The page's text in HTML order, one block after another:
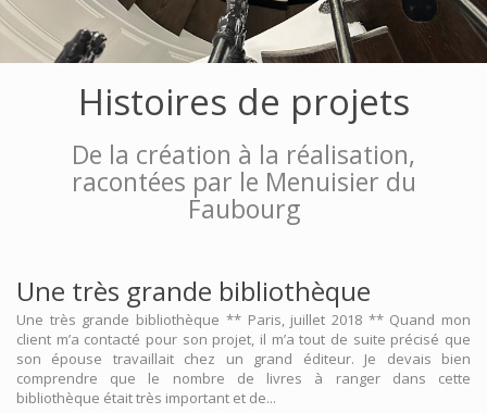
Histoires de projets
De la création à la réalisation,
racontées par le Menuisier du
Faubourg
Une très grande bibliothèque
Une très grande bibliothèque ** Paris, juillet 2018 ** Quand mon
client m’a contacté pour son projet, il m’a tout de suite précisé que
son épouse travaillait chez un grand éditeur. Je devais bien
comprendre que le nombre de livres à ranger dans cette
bibliothèque était très important et de...